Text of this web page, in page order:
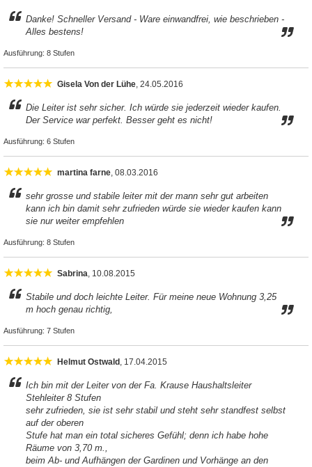
Danke! Schneller Versand - Ware einwandfrei, wie beschrieben -
Alles bestens!
Ausführung: 8 Stufen
Gisela Von der Lühe, 24.05.2016
Die Leiter ist sehr sicher. Ich würde sie jederzeit wieder kaufen.
Der Service war perfekt. Besser geht es nicht!
Ausführung: 6 Stufen
martina farne, 08.03.2016
sehr grosse und stabile leiter mit der mann sehr gut arbeiten
kann ich bin damit sehr zufrieden würde sie wieder kaufen kann
sie nur weiter empfehlen
Ausführung: 8 Stufen
Sabrina, 10.08.2015
Stabile und doch leichte Leiter. Für meine neue Wohnung 3,25
m hoch genau richtig,
Ausführung: 7 Stufen
Helmut Ostwald , 17.04.2015
Ich bin mit der Leiter von der Fa. Krause Haushaltsleiter
Stehleiter 8 Stufen
sehr zufrieden, sie ist sehr stabil und steht sehr standfest selbst
auf der oberen
Stufe hat man ein total sicheres Gefühl; denn ich habe hohe
Räume von 3,70 m.,
beim Ab- und Aufhängen der Gardinen und Vorhänge an den